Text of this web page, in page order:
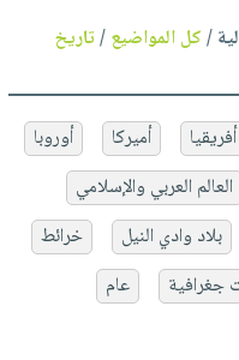
/كل المواضيع/تاريخ
أفريقيا أميركا
أوروبا
العالم العربي والإسلامي
بلاد وادي النيل
خرائط
جغرافية عام